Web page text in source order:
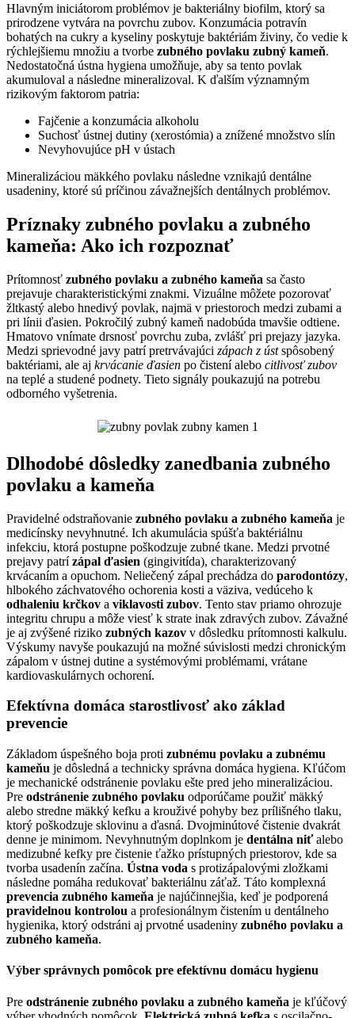
Hlavným iniciátorom problémov je bakteriálny biofilm, ktorý sa
prirodzene vytvára na povrchu zubov. Konzumácia potravín
bohatých na cukry a kyseliny poskytuje baktériám živiny, čo vedie k
rýchlejšiemu množiu a tvorbe zubného povlaku zubný kameň.
Nedostatočná ústna hygiena umožňuje, aby sa tento povlak
akumuloval a následne mineralizoval. K ďalším významným
rizikovým faktorom patria:
Fajčenie a konzumácia alkoholu
Suchosť ústnej dutiny (xerostómia) a znížené množstvo slín
Nevyhovujúce pH v ústach
Mineralizáciou mäkkého povlaku následne vznikajú dentálne
usadeniny, ktoré sú príčinou závažnejších dentálnych problémov.
Príznaky zubného povlaku a zubného
kameňa: Ako ich rozpoznať
Prítomnosť zubného povlaku a zubného kameňa sa často
prejavuje charakteristickými znakmi. Vizuálne môžete pozorovať
žltkastý alebo hnedivý povlak, najmä v priestoroch medzi zubami a
pri línii ďasien. Pokročilý zubný kameň nadobúda tmavšie odtiene.
Hmatovo vnímate drsnosť povrchu zuba, zvlášť pri prejazy jazyka.
Medzi sprievodné javy patrí pretrvávajúci zápach z ústspôsobený
baktériami, ale aj krvácanie ďasien po čistení alebo citlivosť zubov
na teplé a studené podnety. Tieto signály poukazujú na potrebu
odborného vyšetrenia.
Dlhodobé dôsledky zanedbania zubného
povlaku a kameňa
Pravidelné odstraňovanie zubného povlaku a zubného kameňa je
medicínsky nevyhnutné. Ich akumulácia spúšťa baktériálnu
infekciu, ktorá postupne poškodzuje zubné tkane. Medzi prvotné
prejavy patrízápal ďasien (gingivitída), charakterizovaný
krvácaním a opuchom. Neliečený zápal prechádza do parodontózy,
hlbokého záchvatového ochorenia kosti a väziva, vedúceho k
odhaleniu krčkov a viklavosti zubov. Tento stav priamo ohrozuje
integritu chrupu a môže viesť k strate inak zdravých zubov. Závažné
je aj zvýšené riziko zubných kazov v dôsledku prítomnosti kalkulu.
Výskumy navyše poukazujú na možné súvislosti medzi chronickým
zápalom v ústnej dutine a systémovými problémami, vrátane
kardiovaskulárnych ochorení.
Efektívna domáca starostlivosť ako základ
prevencie
Základom úspešného boja proti zubnému povlaku a zubnému
kameňu je dôsledná a technicky správna domáca hygiena. Kľúčom
je mechanické odstránenie povlaku ešte pred jeho mineralizáciou.
Pre odstránenie zubného povlaku odporúčame použiť mäkký
alebo stredne mäkký kefku a krouživé pohyby bez prílišného tlaku,
ktorý poškodzuje sklovinu a ďasná. Dvojminútové čistenie dvakrát
denne je minimom. Nevyhnutným doplnkom je dentálna niťalebo
medizubné kefky pre čistenie ťažko prístupných priestorov, kde sa
tvorba usadenín začína. Ústna voda s protizápalovými zložkami
následne pomáha redukovať bakteriálnu záťaž. Táto komplexná
prevencia zubného kameňa je najúčinnejšia, keď je podporená
pravidelnou kontrolou a profesionálnym čistením u dentálneho
hygienika, ktorý odstráni aj prvotné usadeniny zubného povlaku a
zubného kameňa.
Výber správnych pomôcok pre efektívnu domácu hygienu
Pre odstránenie zubného povlaku a zubného kameňa je kľúčový